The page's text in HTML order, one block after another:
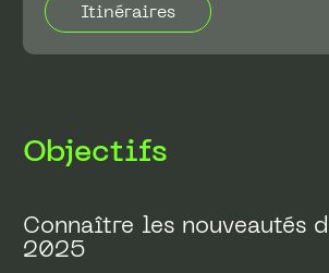
Itinéraires
Objectifs
Connaître les nouveautés
2025